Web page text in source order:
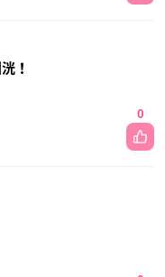
！
0